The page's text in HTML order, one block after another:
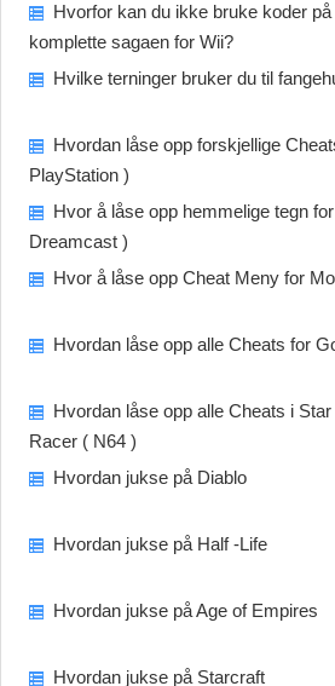
Hvorfor kan du ikke bruke koder
komplette sagaen for Wii?
Hvilke terninger bruker du til
Hvordan låse opp forskjellige
PlayStation )
Hvor å låse opp hemmelige tegn
Dreamcast )
Hvor å låse opp Cheat Meny for
Hvordan låse opp alle Cheats for
Hvordan låse opp alle Cheats i
Racer ( N64 )
Hvordan jukse på Diablo
Hvordan jukse på Half -Life
Hvordan jukse på Age of Empires
Hvordan jukse på Starcraft